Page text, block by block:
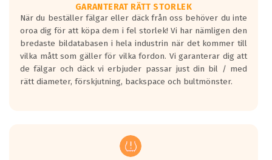
rullmotståndets ljud överträffa
motorljudet.
På däckmärkningen kommer det finnas
en symbol av ett däck med vågar. Hög
bullernivå markeras med svarta vågor
medans de vita vågorna påvisar om det är
ett tyst däck.
regelverket som introduceras år 2016.
Ett däck med två svarta vågor är redan
GARANTERAT RÄTT STORLEK
När du beställer fälgar eller däck från oss behöver du inte
oroa dig för att köpa dem i fel storlek! Vi har nämligen den
bredaste bildatabasen i hela industrin när det kommer till
vilka mått som gäller för vilka fordon. Vi garanterar dig att
de fälgar och däck vi erbjuder passar just din bil / med
rätt diameter, förskjutning, backspace och bultmönster.